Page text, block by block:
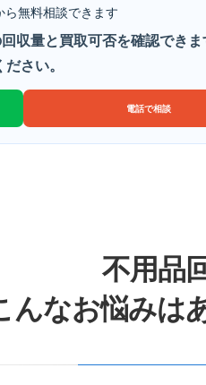
ら無料相談できます
収量と買取可否を確認でき
さい。
電話で相談
不用品
んなお悩みは